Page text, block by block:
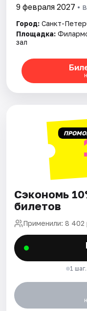
9 февраля 2027 •
Город: Санкт-
Площадка:
зал
Сэкономь
билетов
Применили: 8 402
1